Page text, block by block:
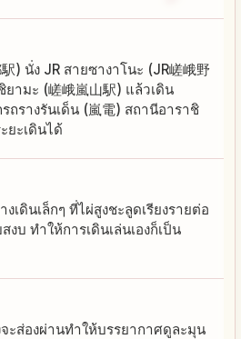
) นั่ง JR สายซางาโนะ (JR嵯峨野
ามะ (嵯峨嵐山駅) แล้วเดิน
รางรันเด็น (嵐電) สถานีอาราชิ
ยะเดินได้
เดินเล็กๆ ที่ไผ่สูงชะลูดเรียงรายต่อ
งบ ทำให้การเดินเล่นเองก็เป็น
จะส่องผ่านทำให้บรรยากาศดูละมุน